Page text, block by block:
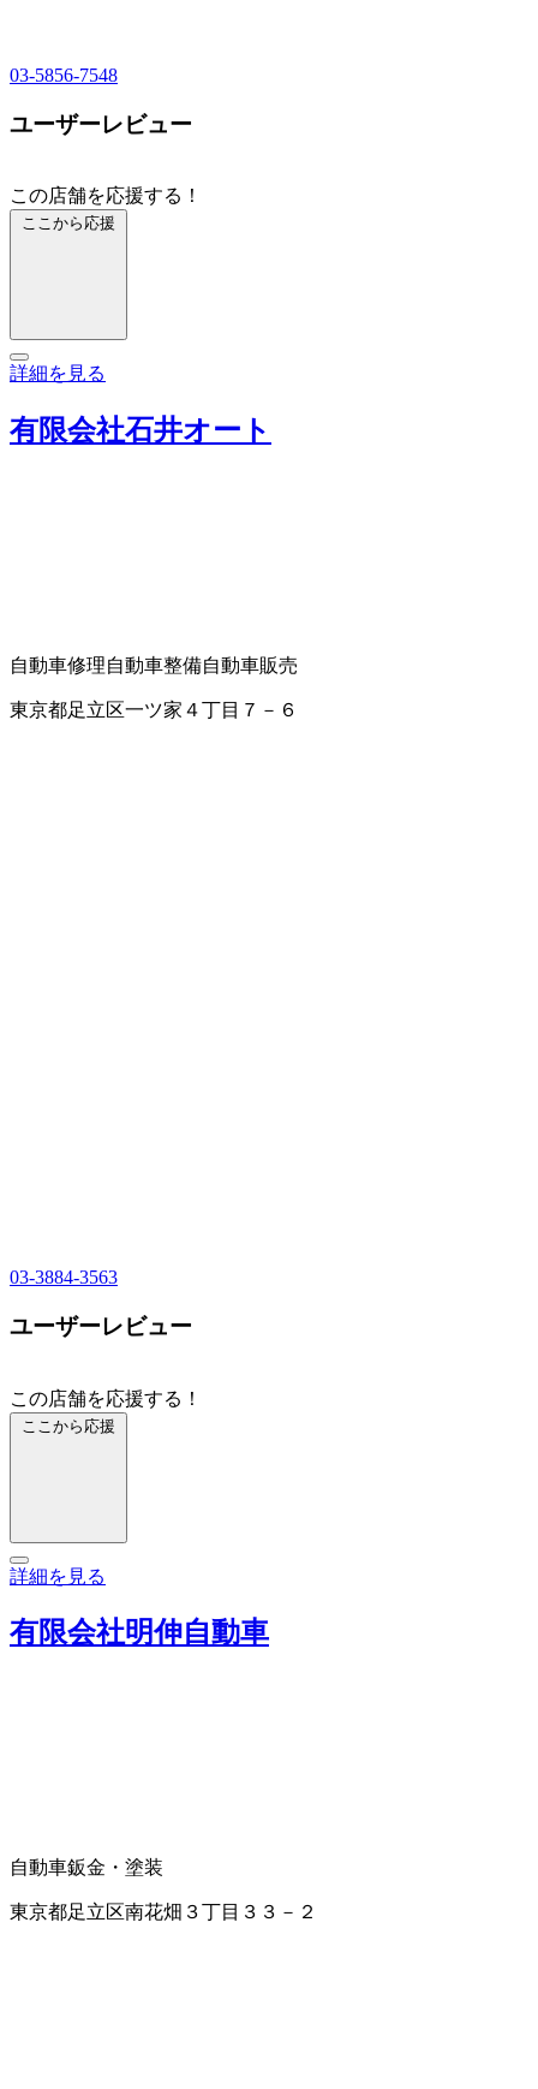
03-5856-7548
ユーザーレビュー
この店舗を応援する！
ここから応援
詳細を見る
有限会社石井オート
自動車修理自動車整備自動車販売
東京都足立区一ツ家４丁目７－６
03-3884-3563
ユーザーレビュー
この店舗を応援する！
ここから応援
詳細を見る
有限会社明伸自動車
自動車鈑金・塗装
東京都足立区南花畑３丁目３３－２